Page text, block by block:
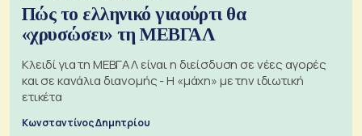
Πώς το ελληνικό γιαούρτι θα
«χρυσώσει» τη ΜΕΒΓΑΛ
Κλειδί για τη ΜΕΒΓΑΛ είναι η διείσδυση σε νέες αγορές
και σε κανάλια διανομής - Η «μάχη» με την ιδιωτική
ετικέτα
Κωνσταντίνος Δημητρίου